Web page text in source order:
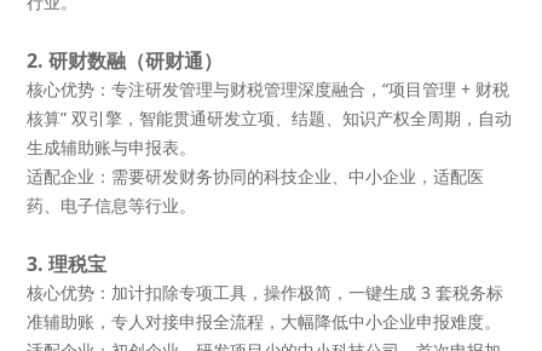
2. 研财数融（研财通）
核心优势 ：专注研发管理与财税管理深度融合，“项目管理 + 财税
核算” 双引擎，智能贯通研发立项、结题、知识产权全周期，自动
生成辅助账与申报表。
适配企业 ：需要研发财务协同的科技企业、中小企业，适配医
药、电子信息等行业。
3. 理税宝
核心优势 ：加计扣除专项工具，操作极简，一键生成 3 套税务标
准辅助账，专人对接申报全流程，大幅降低中小企业申报难度。